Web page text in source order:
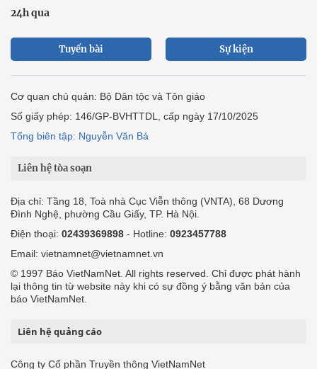
24h qua
Tuyến bài Sự kiện
Cơ quan chủ quản: Bộ Dân tộc và Tôn giáo
Số giấy phép: 146/GP-BVHTTDL, cấp ngày 17/10/2025
Tổng biên tập: Nguyễn Văn Bá
Liên hệ tòa soạn
Địa chỉ: Tầng 18, Toà nhà Cục Viễn thông (VNTA), 68 Dương
Đình Nghệ, phường Cầu Giấy, TP. Hà Nội.
Điện thoại: 02439369898 - Hotline: 0923457788
Email: vietnamnet@vietnamnet.vn
© 1997 Báo VietNamNet. All rights reserved. Chỉ được phát hành
lại thông tin từ website này khi có sự đồng ý bằng văn bản của
báo VietNamNet.
Liên hệ quảng cáo
Công ty Cổ phần Truyền thông VietNamNet